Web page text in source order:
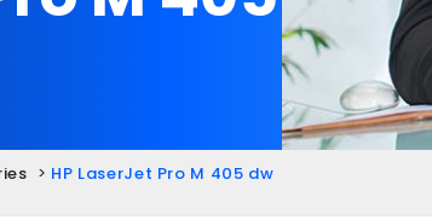
PÉRIPHÉRIQUES INFORMATIQUES
CYBERSÉCURITÉ
RSE
HP LaserJet Pro M 405 dw